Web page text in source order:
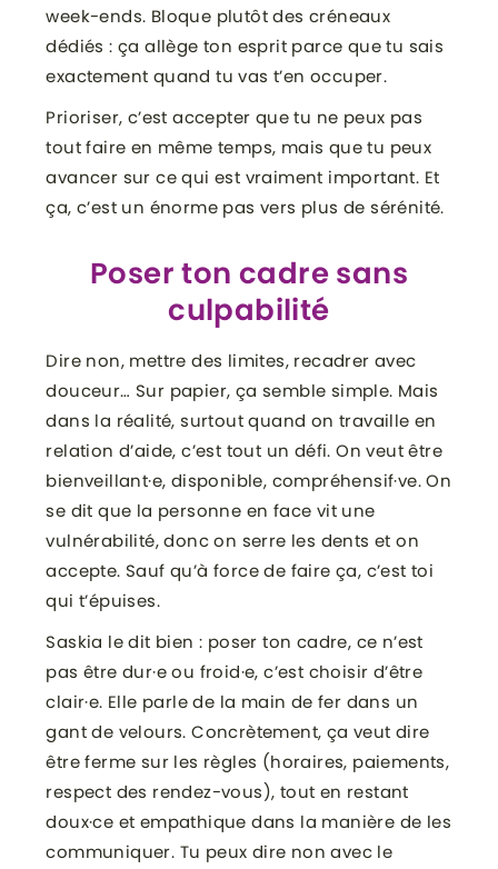
week-ends. Bloque plutôt des créneaux
dédiés : ça allège ton esprit parce que tu sais
exactement quand tu vas t’en occuper.
Prioriser, c’est accepter que tu ne peux pas
tout faire en même temps, mais que tu peux
avancer sur ce qui est vraiment important. Et
ça, c’est un énorme pas vers plus de sérénité.
Poser ton cadre sans
culpabilité
Dire non, mettre des limites, recadrer avec
douceur… Sur papier, ça semble simple. Mais
dans la réalité, surtout quand on travaille en
relation d’aide, c’est tout un défi. On veut être
bienveillant·e, disponible, compréhensif·ve. On
se dit que la personne en face vit une
vulnérabilité, donc on serre les dents et on
accepte. Sauf qu’à force de faire ça, c’est toi
qui t’épuises.
Saskia le dit bien : poser ton cadre, ce n’est
pas être dur·e ou froid·e, c’est choisir d’être
clair·e. Elle parle de la main de fer dans un
gant de velours. Concrètement, ça veut dire
être ferme sur les règles (horaires, paiements,
respect des rendez-vous), tout en restant
doux·ce et empathique dans la manière de les
communiquer. Tu peux dire non avec le